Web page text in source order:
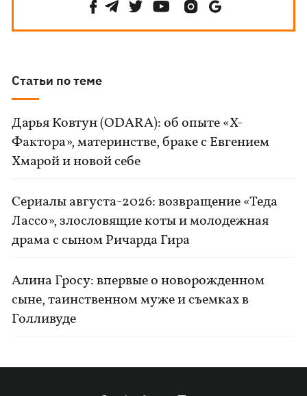
Статьи по теме
Дарья Ковтун (ODARA): об опыте «Х-
Фактора», материнстве, браке с Евгением
Хмарой и новой себе
Сериалы августа-2026: возвращение «Теда
Лассо», злословящие коты и молодежная
драма с сыном Ричарда Гира
Алина Гросу: впервые о новорожденном
сыне, таинственном муже и съемках в
Голливуде